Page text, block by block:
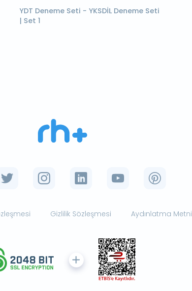
YDT Deneme Seti - YKSDİL Deneme Seti
| Set 1
Gizlilik Sözleşmesi Aydınlatma Metni